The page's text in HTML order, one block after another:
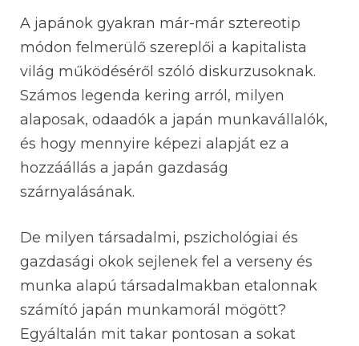
A japánok gyakran már-már sztereotip
módon felmerülő szereplői a kapitalista
világ működéséről szóló diskurzusoknak.
Számos legenda kering arról, milyen
alaposak, odaadók a japán munkavállalók,
és hogy mennyire képezi alapját ez a
hozzáállás a japán gazdaság
szárnyalásának.
De milyen társadalmi, pszichológiai és
gazdasági okok sejlenek fel a verseny és
munka alapú társadalmakban etalonnak
számító japán munkamorál mögött?
Egyáltalán mit takar pontosan a sokat